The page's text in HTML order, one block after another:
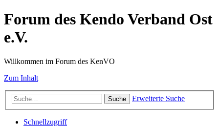
Forum des Kendo Verband Ost
e.V.
Willkommen im Forum des KenVO
Zum Inhalt
Suche Erweiterte Suche
Schnellzugriff